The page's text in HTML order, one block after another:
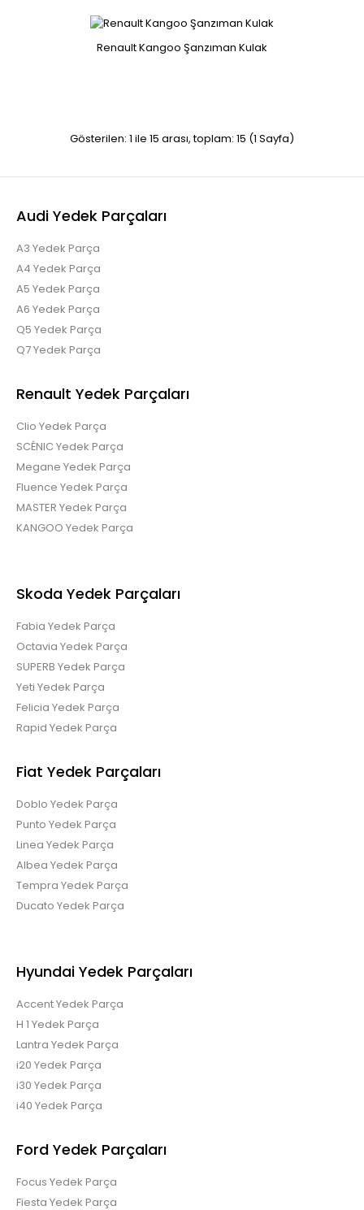
RENAULT KANGO 3 KAPI ÇITALARI
RENAULT KANGO 3 SAĞ ÖN KAPI ÇITASI 8200930282
Renault Clio Kango 1.2 1.6 Abs beyni 8200229137
Renault Kangoo 1.9 Dci Jaeger Kilometre Gösterge Saati
Renault Kangoo Şanzıman Kulak
Gösterilen: 1 ile 15 arası, toplam: 15 (1 Sayfa)
Audi Yedek Parçaları
A3 Yedek Parça
A4 Yedek Parça
A5 Yedek Parça
A6 Yedek Parça
Q5 Yedek Parça
Q7 Yedek Parça
Renault Yedek Parçaları
Clio Yedek Parça
SCÉNIC Yedek Parça
Megane Yedek Parça
Fluence Yedek Parça
MASTER Yedek Parça
KANGOO Yedek Parça
Skoda Yedek Parçaları
Fabia Yedek Parça
Octavia Yedek Parça
SUPERB Yedek Parça
Yeti Yedek Parça
Felicia Yedek Parça
Rapid Yedek Parça
Fiat Yedek Parçaları
Doblo Yedek Parça
Punto Yedek Parça
Linea Yedek Parça
Albea Yedek Parça
Tempra Yedek Parça
Ducato Yedek Parça
Hyundai Yedek Parçaları
Accent Yedek Parça
H 1 Yedek Parça
Lantra Yedek Parça
i20 Yedek Parça
i30 Yedek Parça
i40 Yedek Parça
Ford Yedek Parçaları
Focus Yedek Parça
Fiesta Yedek Parça